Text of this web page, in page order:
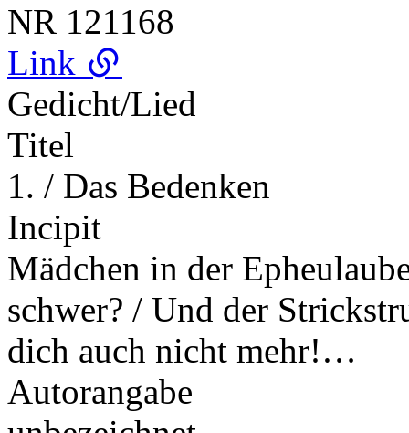
NR 121168
Link
Gedicht/Lied
Titel
1. / Das Bedenken
Incipit
Mädchen in der
schwer? / Und der
dich auch nicht mehr!…
Autorangabe